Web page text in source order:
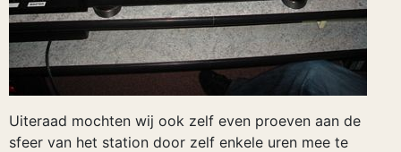
Uiteraad mochten wij ook zelf even proeven aan de
sfeer van het station door zelf enkele uren mee te